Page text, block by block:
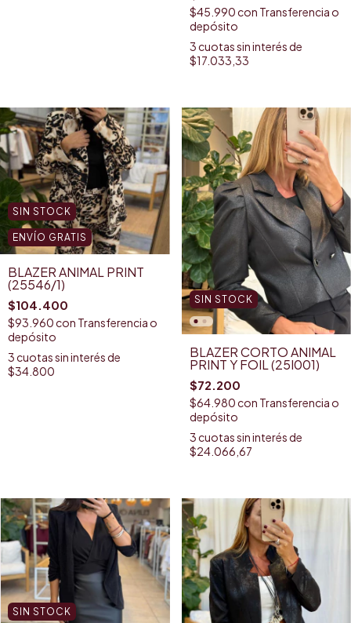
$45.990con Transferencia o
depósito
3cuotas sin interés de
$17.033,33
SIN STOCK
ENVÍO GRATIS
BLAZER ANIMAL PRINT
(25546/1)
$104.400
$93.960con Transferencia o
depósito
3cuotas sin interés de
$34.800
SIN STOCK
BLAZER CORTO ANIMAL
PRINT Y FOIL (25I001)
$72.200
$64.980con Transferencia o
depósito
3cuotas sin interés de
$24.066,67
SIN STOCK